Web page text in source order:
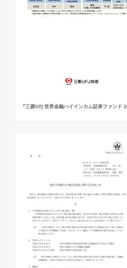
『三菱UFJ 世界金融ハイインカム証券ファンド